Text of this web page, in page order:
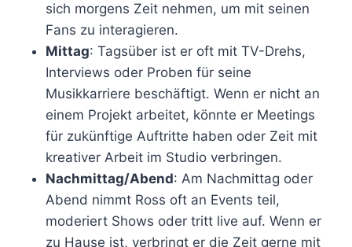
sich morgens Zeit nehmen, um mit seinen
Fans zu interagieren.
Mittag: Tagsüber ist er oft mit TV-Drehs,
Interviews oder Proben für seine
Musikkarriere beschäftigt. Wenn er nicht an
einem Projekt arbeitet, könnte er Meetings
für zukünftige Auftritte haben oder Zeit mit
kreativer Arbeit im Studio verbringen.
Nachmittag/Abend: Am Nachmittag oder
Abend nimmt Ross oft an Events teil,
moderiert Shows oder tritt live auf. Wenn er
zu Hause ist, verbringt er die Zeit gerne mit